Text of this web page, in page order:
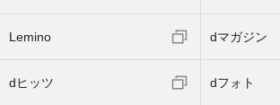
Lemino dマガジン
dヒッツ dフォト